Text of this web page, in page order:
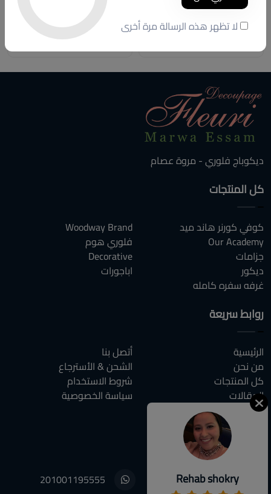
كود المنتج:G015
(0 تقييمات)
كود المنتج:
ديكوباج فلوري - مروة عصام
كل المنتجات
كوفي كورنر هاند ميد
Our Academy
جزامات
ديكور
غرفه سفره كامله
Woodway Brand
فلوري هوم
Decorative
اباجورات
روابط سريعة
الرئيسية
من نحن
كل المنتجات
المقالات
الاسئلة الشائعة
أتصل بنا
الشحن & الأسترجاع
شروط الاستخدام
سياسة الخصوصية
أتصل بنا
01001195555
201001195555 Rehab shokry
لا تظهر هذه الرسالة مرة أخرى